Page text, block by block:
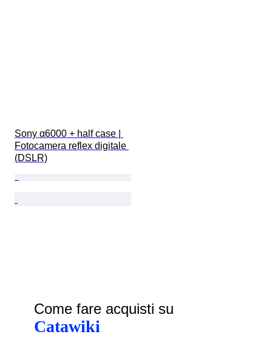
Sony α6000 + half case |
Fotocamera reflex digitale
(DSLR)
Come fare acquisti su
Catawiki